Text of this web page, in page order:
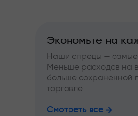
Экономьте на
Наши спреды — самые
Меньше расходов на
больше сохраненной
торговле
Смотреть все